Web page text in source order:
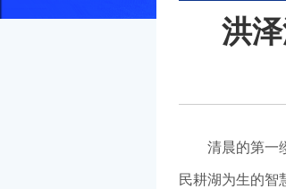
洪
清晨的第一缕
民耕湖为生的智